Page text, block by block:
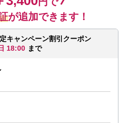
が追加できます！
キャンペーン割引クーポン
18:00 まで